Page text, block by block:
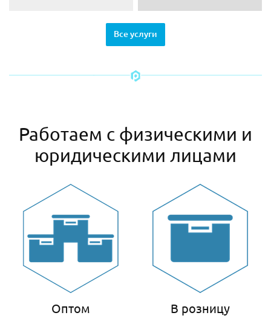
Все услуги
Работаем с физическими и
юридическими лицами
Оптом В розницу